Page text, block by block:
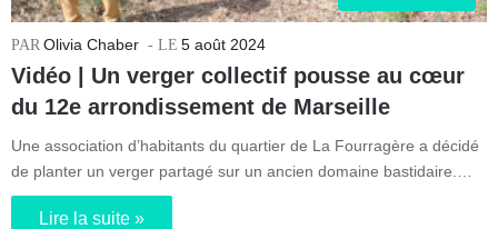
Olivia Chaber 5 août 2024
Vidéo | Un verger collectif pousse au cœur
du 12e arrondissement de Marseille
Une association d’habitants du quartier de La Fourragère a décidé
de planter un verger partagé sur un ancien domaine bastidaire.…
Lire la suite »